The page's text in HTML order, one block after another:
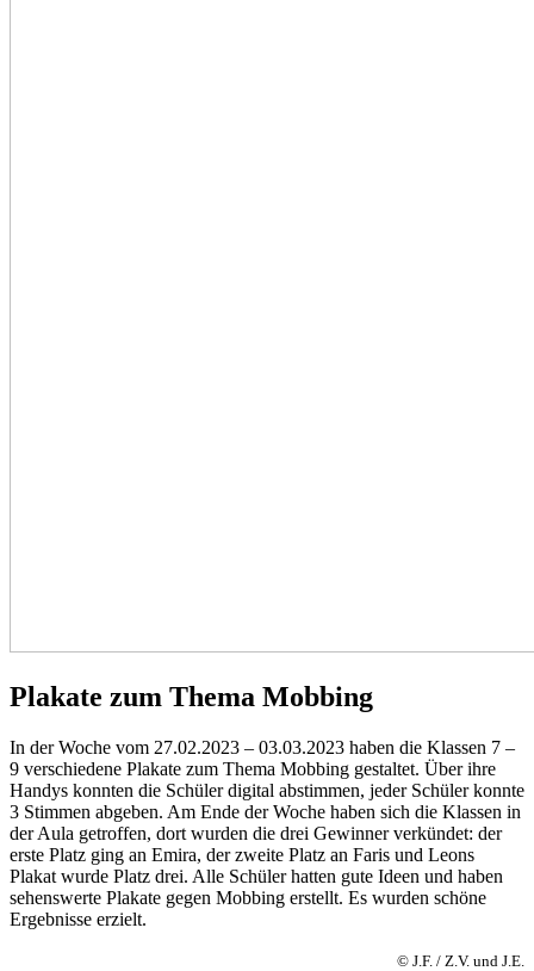
Plakate zum Thema Mobbing
In der Woche vom 27.02.2023 – 03.03.2023 haben die Klassen 7 –
9 verschiedene Plakate zum Thema Mobbing gestaltet. Über ihre
Handys konnten die Schüler digital abstimmen, jeder Schüler konnte
3 Stimmen abgeben. Am Ende der Woche haben sich die Klassen in
der Aula getroffen, dort wurden die drei Gewinner verkündet: der
erste Platz ging an Emira, der zweite Platz an Faris und Leons
Plakat wurde Platz drei. Alle Schüler hatten gute Ideen und haben
sehenswerte Plakate gegen Mobbing erstellt. Es wurden schöne
Ergebnisse erzielt.
© J.F. / Z.V. und J.E.